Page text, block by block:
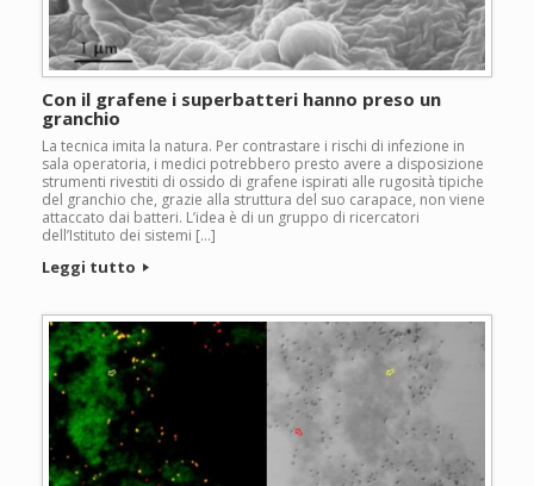
Con il grafene i superbatteri hanno preso un
granchio
La tecnica imita la natura. Per contrastare i rischi di infezione in
sala operatoria, i medici potrebbero presto avere a disposizione
strumenti rivestiti di ossido di grafene ispirati alle rugosità tipiche
del granchio che, grazie alla struttura del suo carapace, non viene
attaccato dai batteri. L’idea è di un gruppo di ricercatori
dell’Istituto dei sistemi […]
Leggi tutto